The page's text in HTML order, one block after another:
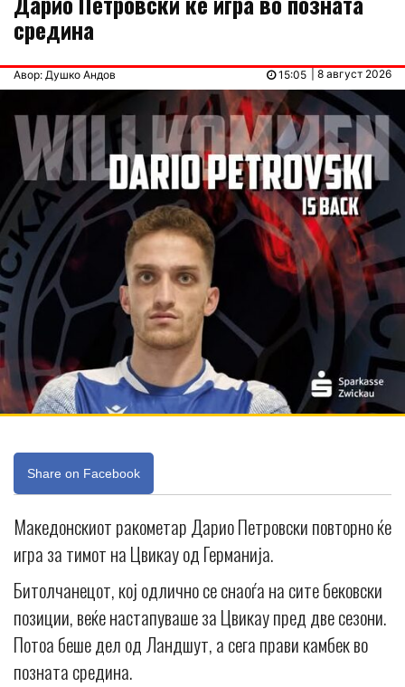
средина
Авор: Душко Андов | 8 август 2026
15:05
Share on Facebook
Македонскиот ракометар Дарио Петровски повторно ќе
игра за тимот на Цвикау од Германија.
Битолчанецот, кој одлично се снаоѓа на сите бековски
позиции, веќе настапуваше за Цвикау пред две сезони.
Потоа беше дел од Ландшут, а сега прави камбек во
позната средина.